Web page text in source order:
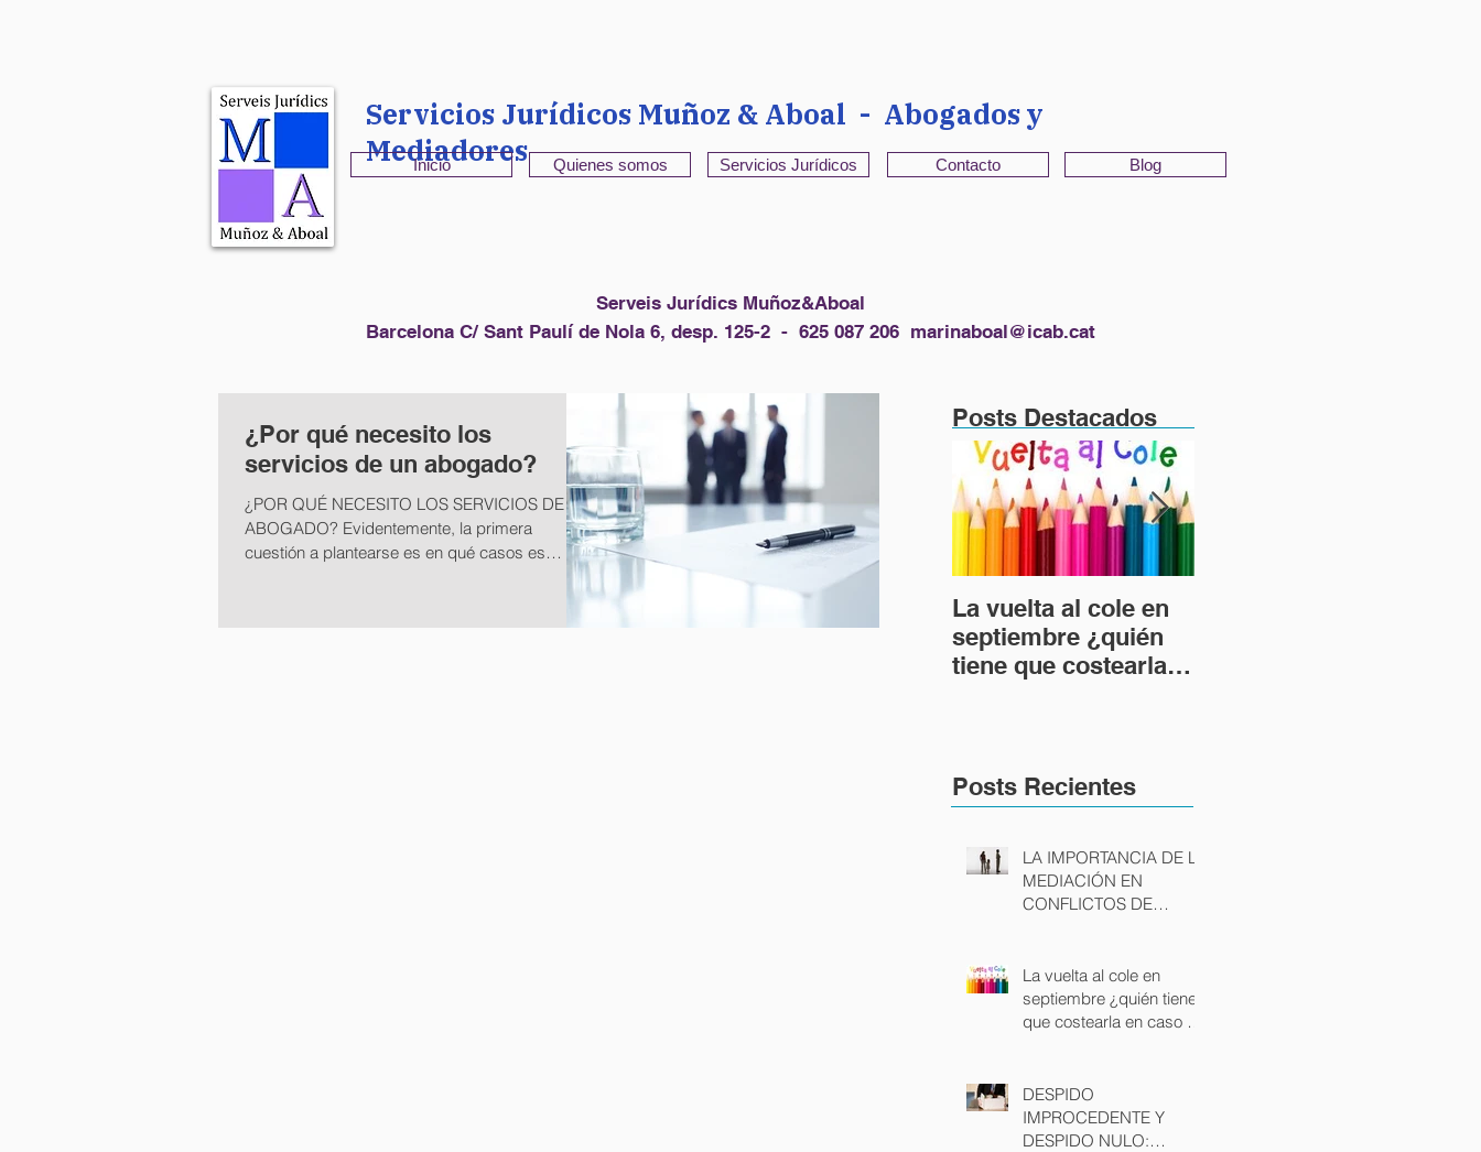
Servicios Jurídicos Muñoz & Aboal - Abogados y
Mediadores
Inicio Quienes somos Servicios Jurídicos Contacto Blog
Serveis Jurídics Muñoz&Aboal
Barcelona C/ Sant Paulí de Nola 6, desp. 125-2 - 625 087 206 marinaboal@icab.cat
¿Por qué necesito los
servicios de un abogado?
¿POR QUÉ NECESITO LOS SERVICIOS DE UN
ABOGADO? Evidentemente, la primera
cuestión a plantearse es en qué casos es
La vuelta al cole en
septiembre ¿quién
tiene que costearla
Posts Recientes
LA IMPORTANCIA DE LA
MEDIACIÓN EN
CONFLICTOS DE
La vuelta al cole en
septiembre ¿quién tiene
que costearla en caso de
DESPIDO
IMPROCEDENTE Y
DESPIDO NULO:
Posts Destacados